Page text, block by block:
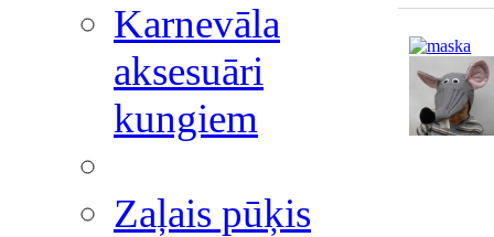
Karnevāla
aksesuāri
kungiem
Zaļais pūķis